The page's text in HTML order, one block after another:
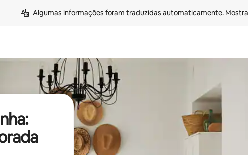
Algumas informações foram traduzidas automaticamente.